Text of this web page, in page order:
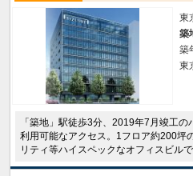
東
築
築
東
「築地」駅徒歩3分、2019年7月竣工
利用可能なアクセス。1フロア約200坪
リティ等ハイスペックなオフィスビルで